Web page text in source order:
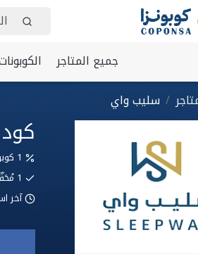
جميع المتاجر
سليب واي
كود
آخر